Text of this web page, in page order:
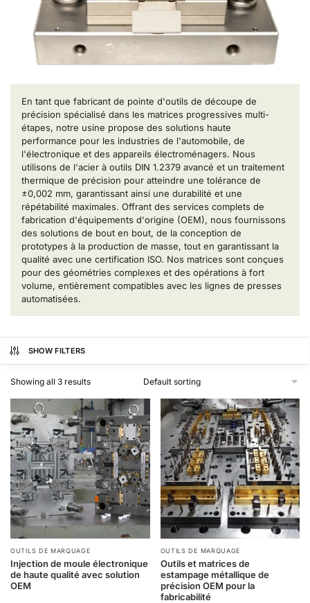
En tant que fabricant de pointe d'outils de découpe de
précision spécialisé dans les matrices progressives multi-
étapes, notre usine propose des solutions haute
performance pour les industries de l'automobile, de
l'électronique et des appareils électroménagers. Nous
utilisons de l'acier à outils DIN 1.2379 avancé et un traitement
thermique de précision pour atteindre une tolérance de
±0,002 mm, garantissant ainsi une durabilité et une
répétabilité maximales. Offrant des services complets de
fabrication d'équipements d'origine (OEM), nous fournissons
des solutions de bout en bout, de la conception de
prototypes à la production de masse, tout en garantissant la
qualité avec une certification ISO. Nos matrices sont conçues
pour des géométries complexes et des opérations à fort
volume, entièrement compatibles avec les lignes de presses
automatisées.
SHOW FILTERS
Showing all 3 results
OUTILS DE MARQUAGE
Injection de moule électronique
de haute qualité avec solution
OEM
OUTILS DE MARQUAGE
Outils et matrices de
estampage métallique de
précision OEM pour la
fabricabilité